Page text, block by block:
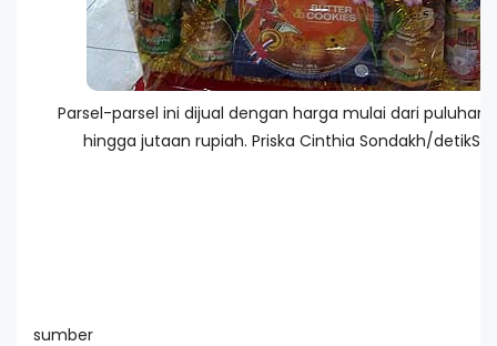
Parsel-parsel ini dijual dengan harga mulai dari puluhan
hingga jutaan rupiah. Priska Cinthia Sondakh/
sumber